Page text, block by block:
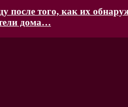
того, как их
дома…